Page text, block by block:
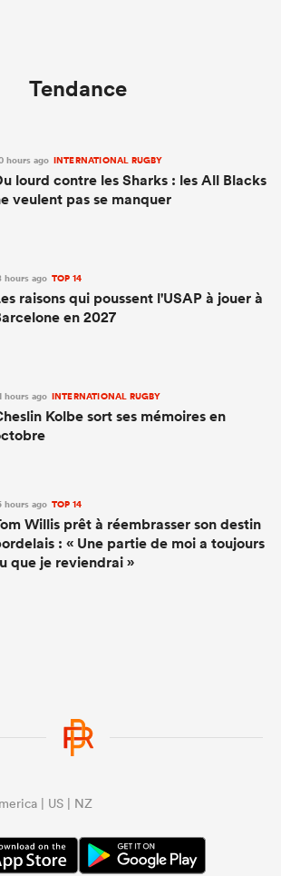
Tendance
hours ago INTERNATIONAL RUGBY
lourd contre les Sharks : les All Blacks
veulent pas se manquer
hours ago TOP 14
raisons qui poussent l'USAP à jouer à
en 2027
hours ago INTERNATIONAL RUGBY
Kolbe sort ses mémoires en
hours ago TOP 14
Willis prêt à réembrasser son destin
: « Une partie de moi a toujours
que je reviendrai »
| US | NZ